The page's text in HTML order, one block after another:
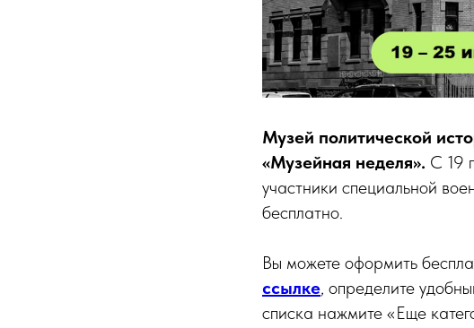
Музей политической
«Музейная неделя». С 19
участники специальной
бесплатно.
Вы можете оформить
ссылке, определите
списка нажмите «Еще